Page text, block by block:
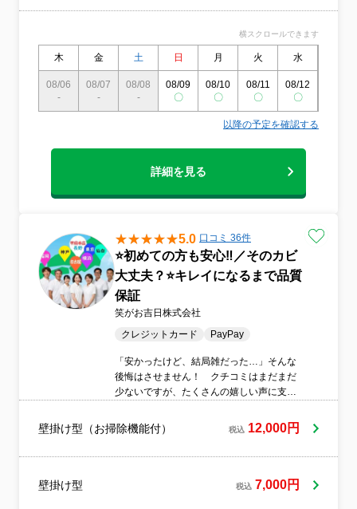
エアコンを隅々までピカピカに仕上げ、お
部屋の空気を心地よく変えてみませんか？
お掃除のことで少しでもお困りの際は、ど
うぞいつでもお気軽にご相談ください。な
際の駐車場代は当店が全額負担いたしま
ございませんので、安心してお任せくださ
横スクロールできます
木 金 土 日 月 火 水
08/06
-
08/07
-
08/08
-
08/09
〇
08/10
〇
08/11
〇
08/12
〇
以降の予定を確認する
詳細を見る
5.0 口コミ 36件
⭐️初めての方も安心‼️／そのカビ
大丈夫？⭐️キレイになるまで品質
保証
笑がお吉日株式会社
クレジットカード
PayPay
「安かったけど、結局雑だった…」そんな
後悔はさせません！ クチコミはまだまだ
少ないですが、たくさんの嬉しい声に支え
「困った！」を「頼んでよかった！」へ―
笑顔の輪を広げていきたいと考えています
壁掛け型（お掃除機能付） 税込 12,000円
壁掛け型 税込 7,000円